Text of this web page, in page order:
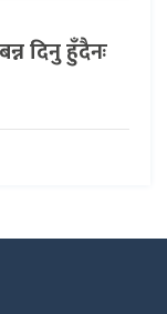
दिनु हुँदैनः